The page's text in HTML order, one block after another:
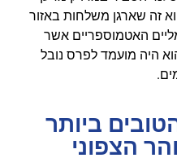
זה שארגן משלחות באזור
האטמוספריים אשר
היה מועמד לפרס נובל
ביותר
הצפוני